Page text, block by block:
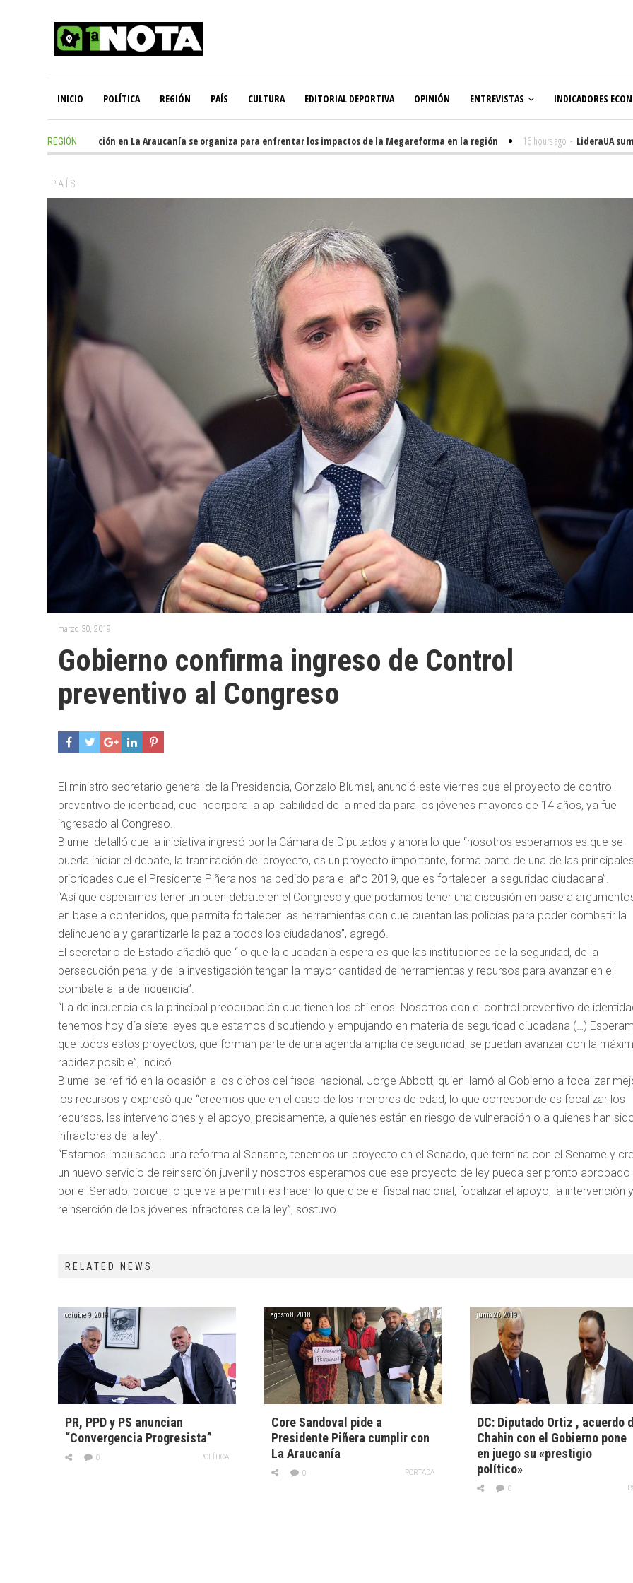
INICIO POLÍTICA REGIÓN PAÍS CULTURA EDITORIAL DEPORTIVA OPINIÓN ENTREVISTAS INDICADORES
REGIÓN
11 hours ago - Oposición en La Araucanía se organiza para enfrentar los impactos de la Megareforma en la región 16 hours ago - LideraUA suma
PAÍS
marzo 30, 2019
Gobierno confirma ingreso de Control
preventivo al Congreso
El ministro secretario general de la Presidencia, Gonzalo Blumel, anunció este viernes que el proyecto de control
preventivo de identidad, que incorpora la aplicabilidad de la medida para los jóvenes mayores de 14 años, ya fue
ingresado al Congreso.
Blumel detalló que la iniciativa ingresó por la Cámara de Diputados y ahora lo que “nosotros esperamos es que se
pueda iniciar el debate, la tramitación del proyecto, es un proyecto importante, forma parte de una de las
prioridades que el Presidente Piñera nos ha pedido para el año 2019, que es fortalecer la seguridad ciudadana”.
“Así que esperamos tener un buen debate en el Congreso y que podamos tener una discusión en base a
en base a contenidos, que permita fortalecer las herramientas con que cuentan las policías para poder combatir la
delincuencia y garantizarle la paz a todos los ciudadanos”, agregó.
El secretario de Estado añadió que “lo que la ciudadanía espera es que las instituciones de la seguridad, de la
persecución penal y de la investigación tengan la mayor cantidad de herramientas y recursos para avanzar en el
combate a la delincuencia”.
“La delincuencia es la principal preocupación que tienen los chilenos. Nosotros con el control preventivo de
tenemos hoy día siete leyes que estamos discutiendo y empujando en materia de seguridad ciudadana (…)
que todos estos proyectos, que forman parte de una agenda amplia de seguridad, se puedan avanzar con la
rapidez posible”, indicó.
Blumel se refirió en la ocasión a los dichos del fiscal nacional, Jorge Abbott, quien llamó al Gobierno a focalizar
los recursos y expresó que “creemos que en el caso de los menores de edad, lo que corresponde es focalizar los
recursos, las intervenciones y el apoyo, precisamente, a quienes están en riesgo de vulneración o a quienes han
infractores de la ley”.
“Estamos impulsando una reforma al Sename, tenemos un proyecto en el Senado, que termina con el Sename y
un nuevo servicio de reinserción juvenil y nosotros esperamos que ese proyecto de ley pueda ser pronto aprobado
por el Senado, porque lo que va a permitir es hacer lo que dice el fiscal nacional, focalizar el apoyo, la intervención
reinserción de los jóvenes infractores de la ley”, sostuvo
RELATED NEWS
octubre 9, 2018
PR, PPD y PS anuncian
“Convergencia Progresista”
POLÍTICA
0
agosto 8, 2018
Core Sandoval pide a
Presidente Piñera cumplir con
La Araucanía
PORTADA
0
junio 26, 2019
DC: Diputado Ortiz , acuerdo
Chahin con el Gobierno pone
en juego su «prestigio
político»
0